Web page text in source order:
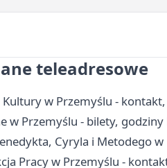
teleadresowe
Kultury w Przemyślu -
w Przemyślu - bilety, godziny
Cyryla i Metodego
Pracy w Przemyślu -